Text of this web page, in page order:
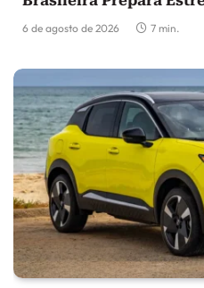
6 de agosto de 2026 7 min.